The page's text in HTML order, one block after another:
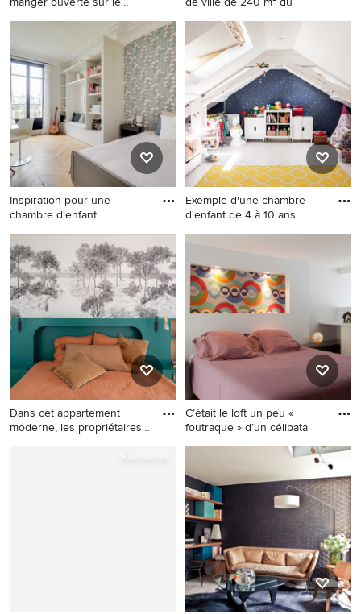
Exemple d'une salle à
manger ouverte sur le salon
moderne de taille moyenne
avec un mur bleu, parquet
clair et aucune cheminée.
Idées déco pour une maison
contemporaine.
Inspiration pour une
chambre d'enfant
Inspiration pour une chambre
d'enfant traditionnelle de
taille moyenne avec un mur
multicolore, parquet clair et
un bureau.
Exemple d'une chambre
d'enfant de 4 à 10 ans
Exemple d'une chambre
d'enfant de 4 à 10 ans
scandinave de taille
moyenne avec un mur blanc.
Dans cet appartement
moderne, les propriétaires
C’était le loft un peu «
foutraque » d’un célibata
Réalisation d'une petite
chambre parentale design
avec un mur blanc.